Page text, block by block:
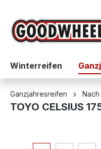
Zur
Winterreifen
Ganzjahresreifen
TOYO CELSIUS